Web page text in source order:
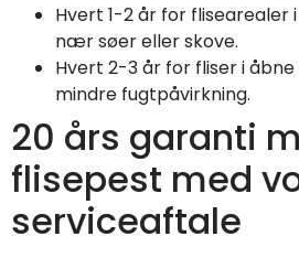
Hvert 1-2 år for flisearealer
nær søer eller skove.
Hvert 2-3 år for fliser i
mindre fugtpåvirkning.
20 års garanti
flisepest med
serviceaftale